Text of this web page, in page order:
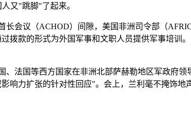
又"跳脚"了起来。
会议（ACHOD）间隙，美国非洲司令部（
拨款的形式为外国军事和文职人员提供军事培训
法国等西方国家在非洲北部萨赫勒地区军政府
响力扩张的针对性回应"。会上，兰利毫不掩饰